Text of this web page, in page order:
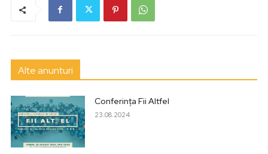
Alte anunturi
Conferința Fii Altfel
23.08.2024